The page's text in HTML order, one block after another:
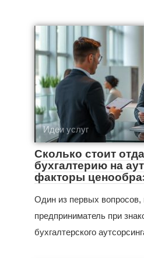
Идеи услуг
Сколько стоит
бухгалтерию на
факторы
Один из первых вопросов,
предприниматель при
бухгалтерского